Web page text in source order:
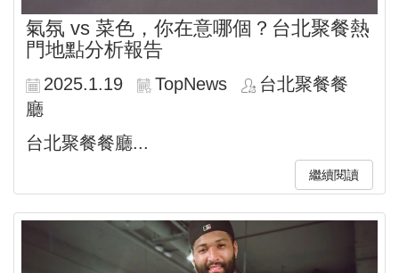
氣氛 vs 菜色，你在意哪個？台北聚餐熱
門地點分析報告
2025.1.19 TopNews
台北聚餐餐
廳
台北聚餐餐廳...
繼續閱讀